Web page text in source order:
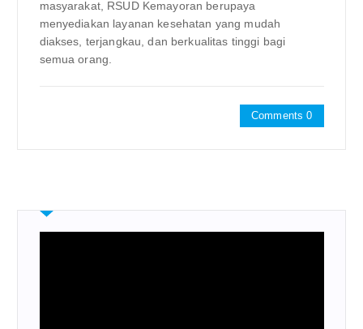
masyarakat, RSUD Kemayoran berupaya
menyediakan layanan kesehatan yang mudah
diakses, terjangkau, dan berkualitas tinggi bagi
semua orang.
Comments 0